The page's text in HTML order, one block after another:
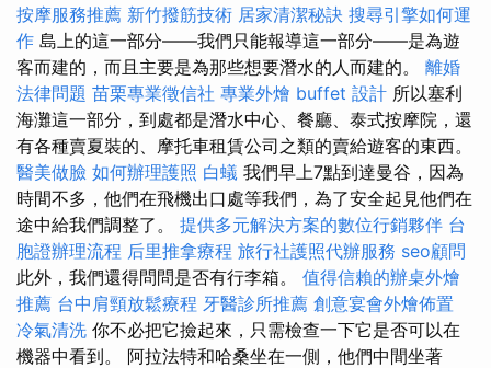
按摩服務推薦 新竹撥筋技術 居家清潔秘訣 搜尋引擎如何運
作 島上的這一部分——我們只能報導這一部分——是為遊
客而建的，而且主要是為那些想要潛水的人而建的。 離婚
法律問題 苗栗專業徵信社 專業外燴 buffet 設計 所以塞利
海灘這一部分，到處都是潛水中心、餐廳、泰式按摩院，還
有各種賣夏裝的、摩托車租賃公司之類的賣給遊客的東西。
醫美做臉 如何辦理護照 白蟻 我們早上7點到達曼谷，因為
時間不多，他們在飛機出口處等我們，為了安全起見他們在
途中給我們調整了。 提供多元解決方案的數位行銷夥伴 台
胞證辦理流程 后里推拿療程 旅行社護照代辦服務 seo顧問
此外，我們還得問問是否有行李箱。 值得信賴的辦桌外燴
推薦 台中肩頸放鬆療程 牙醫診所推薦 創意宴會外燴佈置
冷氣清洗 你不必把它撿起來，只需檢查一下它是否可以在
機器中看到。 阿拉法特和哈桑坐在一側，他們中間坐著